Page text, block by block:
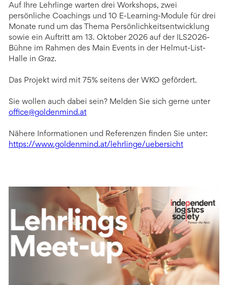
Auf Ihre Lehrlinge warten drei Workshops, zwei
persönliche Coachings und 10 E-Learning-Module für drei
Monate rund um das Thema Persönlichkeitsentwicklung
sowie ein Auftritt am 13. Oktober 2026 auf der ILS2026-
Bühne im Rahmen des Main Events in der Helmut-List-
Halle in Graz.
Das Projekt wird mit 75% seitens der WKO gefördert.
Sie wollen auch dabei sein? Melden Sie sich gerne unter
office@goldenmind.at
Nähere Informationen und Referenzen finden Sie unter:
https://www.goldenmind.at/lehrlinge/uebersicht